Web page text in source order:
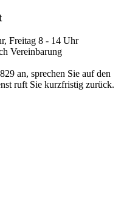
Freitag 8 - 14 Uhr
Vereinbarung
an, sprechen Sie auf den
ruft Sie kurzfristig zurück.